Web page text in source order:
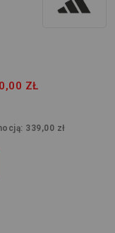
ZŁ
339,00 zł